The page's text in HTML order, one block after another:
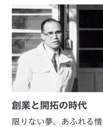
創業と開拓の時代
限りない夢、あふれる